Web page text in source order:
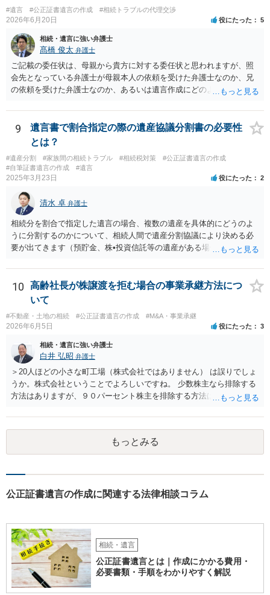
#遺言 #公正証書遺言の作成 #相続トラブルの代理交渉
2026年6月20日 役にたった 5
相続・遺言に強い弁護士
髙橋 俊太 弁護士
ご記載の委任状は、母親から貴方に対する委任状と思われますが、照
会先となっている弁護士が母親本人の依頼を受けた弁護士なのか、兄
の依頼を受けた弁護士なのか、あるいは遺言作成にどのような立場で
と思われます。 仮に、その弁護士が母親本人から依頼を受けているの
であれば、母親本人に対する報告義務が問題となります。母親が貴方
に一任する旨を明確に伝えており、委任状の内容にも、弁護士との連
絡、進捗確認、公正証書遺言の作成有無や控えの確認等が含まれてい
るのであれば、貴方から進捗状況等の説明を求める余地はあります。
他方で、その弁護士が兄の依頼を受けた弁護士である場合には、兄の
況を報告する義務があるとは限りません。また、親族間で利害対立が
ある可能性がある場合、守秘義務や本人意思確認の観点から、委任状
があるとしても直ちに内容を開示しないこともあり得ます。 公正証書
遺言が作成済みである場合でも、生前にその存在や内容を誰に開示す
るかは、基本的には遺言者本人の意思による問題です。まずは、母親
無・内容について説明してよい」旨を明確に伝えてもらい、委任状の
写しを添付して、期限を区切って書面で回答を求めることが考えられ
ます。それでも回答がない場合には、母親本人の意思能力や真意、兄
による不当な関与の有無も含めて、別の弁護士に資料（遺言書案、委
任状、母親の発言内容、弁護士との連絡履歴、兄とのやり取り等）を
示して相談した方がよいように思います。
9
遺言書で割合指定の際の遺産協議分割書の必要性
とは？
#遺産分割 #家族間の相続トラブル #相続税対策
#公正証書遺言の作成
#自筆証書遺言の作成
#遺言
2025年3月23日 役にたった 2
清水 卓 弁護士
相続分を割合で指定した遺言の場合、複数の遺産を具体的にどうのよ
うに分割するのかについて、相続人間で遺産分割協議により決める必
要が出てきます（預貯金、株•投資信託等の遺産がある場合に、どの遺
投資信託は他の相続人にというような分け方をするのか等について
は、相続人間で遺産分割協議により決める必要があります）。
10
高齢社長が株譲渡を拒む場合の事業承継方法につ
いて
#不動産・土地の相続 #公正証書遺言の作成 #M&A・事業承継
2026年6月5日 役にたった 3
相続・遺言に強い弁護士
白井 弘昭 弁護士
＞20人ほどの小さな町工場（株式会社ではありません） は誤りでしょ
うか。株式会社ということでよろしいですね。 少数株主なら排除する
方法はありますが、９０パーセント株主を排除する方法は現実的にあ
るか、家族を説得して承継させるかしかないでしょう。 また、出資者
がいれば、全員で会社を辞めて新たな会社を立ち上げることも考えら
れます。 それか、しばらく我慢して、社長が没した後に相続人から承
継させるしかないように思えます。 私見ながらご参考まで。
もっとみる
公正証書遺言の作成に関連する法律相談コラム
相続・遺言
公正証書遺言とは｜作成にかかる費用・
必要書類・手順をわかりやすく解説